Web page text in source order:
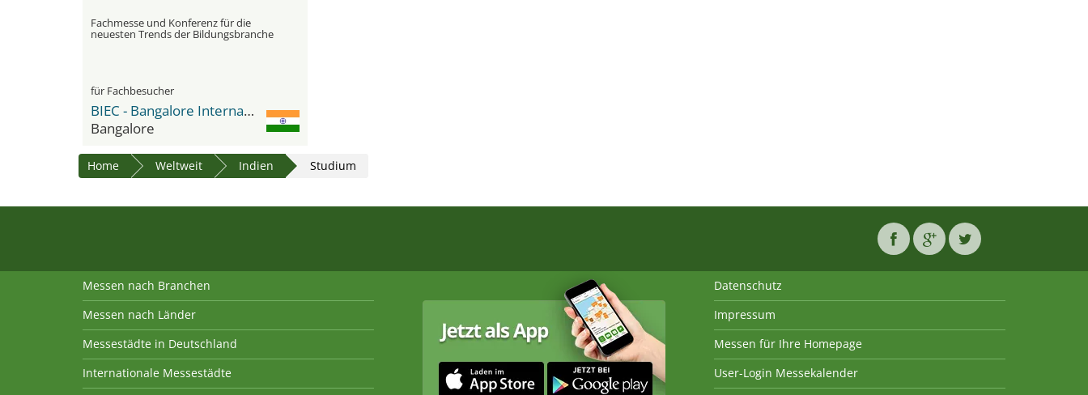
Fachmesse und Konferenz für die
neuesten Trends der Bildungsbranche
für Fachbesucher
BIEC - Bangalore International Exhibition Center
Bangalore
Home Weltweit Indien Studium
Messen nach Branchen
Messen nach Länder
Messestädte in Deutschland
Internationale Messestädte
Datenschutz
Impressum
Messen für Ihre Homepage
User-Login Messekalender